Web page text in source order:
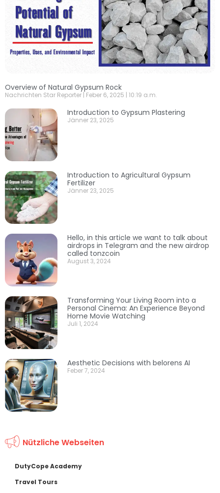
Overview of Natural Gypsum Rock
Nachrichten Star Reporter Feber 6, 2025 10:19 a.m.
Introduction to Gypsum Plastering
Jänner 23, 2025
Introduction to Agricultural Gypsum
Fertilizer
Jänner 23, 2025
Hello, in this article we want to talk about
airdrops in Telegram and the new airdrop
called tonzcoin
August 3, 2024
Transforming Your Living Room into a
Personal Cinema: An Experience Beyond
Home Movie Watching
Juli 1, 2024
Aesthetic Decisions with belorens AI
Feber 7, 2024
Nützliche Webseiten
DutyCope Academy
Travel Tours